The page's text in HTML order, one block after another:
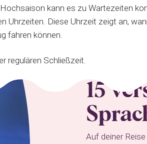
kann es zu Wartezeiten
Uhrzeiten. Diese Uhrzeit zeigt an,
fahren können.
regulären Schließzeit.
15
Auf deiner